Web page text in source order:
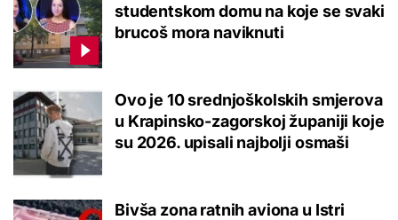
studentskom domu na koje se svaki
brucoš mora naviknuti
Ovo je 10 srednjoškolskih smjerova
u Krapinsko-zagorskoj županiji koje
su 2026. upisali najbolji osmaši
Bivša zona ratnih aviona u Istri